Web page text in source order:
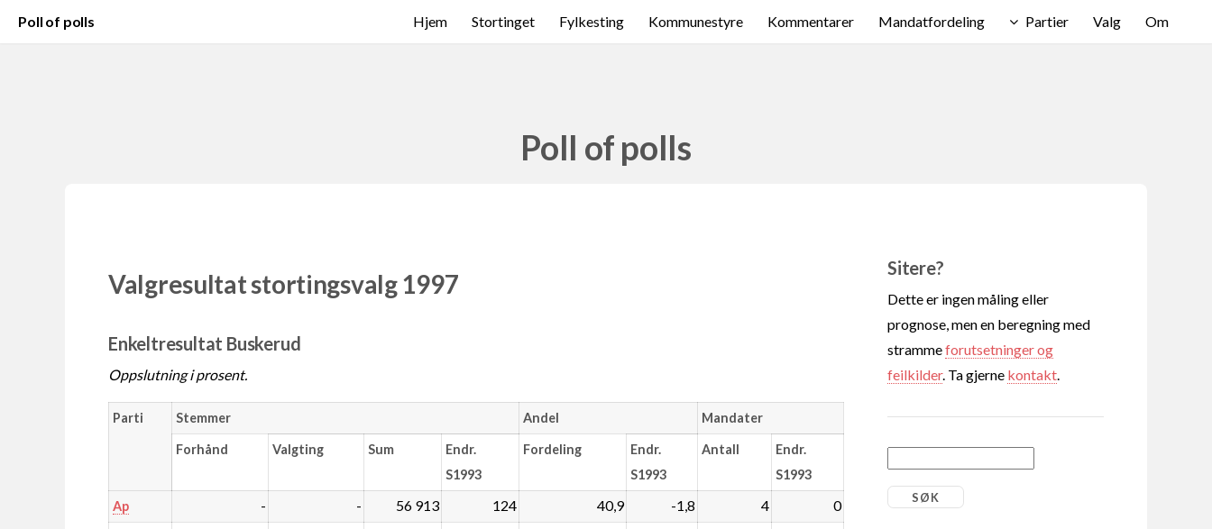
Poll of polls Hjem Stortinget Fylkesting Kommunestyre Kommentarer Mandatfordeling Partier Valg Om
Poll of polls
Valgresultat stortingsvalg 1997
Enkeltresultat Buskerud
Oppslutning i prosent.
Parti Stemmer Andel Mandater
Forhånd Valgting Sum
Endr.
S1993
Fordeling
Endr.
S1993
Antall
Endr.
S1993
Ap - - 56 913 124 40,9 -1,8 4 0
Sitere?
Dette er ingen måling eller
prognose, men en beregning med
strammeforutsetninger og
feilkilder. Ta gjerne kontakt